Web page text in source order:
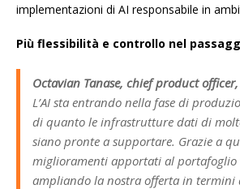
implementazioni di AI responsabile in
Più flessibilità e controllo nel
Octavian Tanase, chief product
L’AI sta entrando nella fase di
di quanto le infrastrutture dati di
siano pronte a supportare. Grazie a
miglioramenti apportati al portafoglio
ampliando la nostra offerta in termini